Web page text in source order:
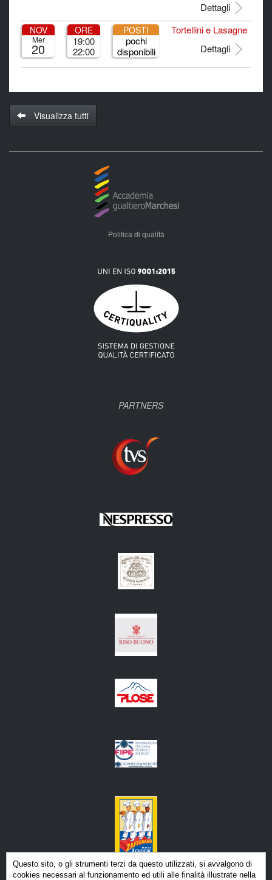
Dettagli
NOV
Mer
20
ORE
19:00
22:00
POSTI
pochi
disponibili
Tortellini e Lasagne
Dettagli
Visualizza tutti
Politica di qualità
PARTNERS
ACCADEMIA GUALTIERO MARCHESI
via Bonvesin de la Riva 5, Milano
Questo sito, o gli strumenti terzi da questo utilizzati, si avvalgono di
cookies necessari al funzionamento ed utili alle finalità illustrate nella